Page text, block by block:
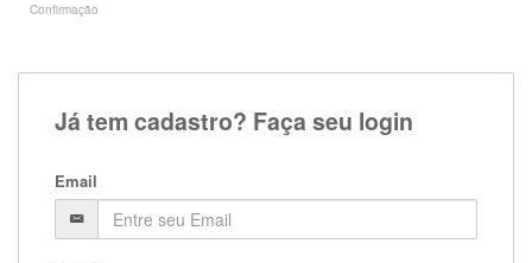
Confirmação
Já tem cadastro? Faça seu login
Email